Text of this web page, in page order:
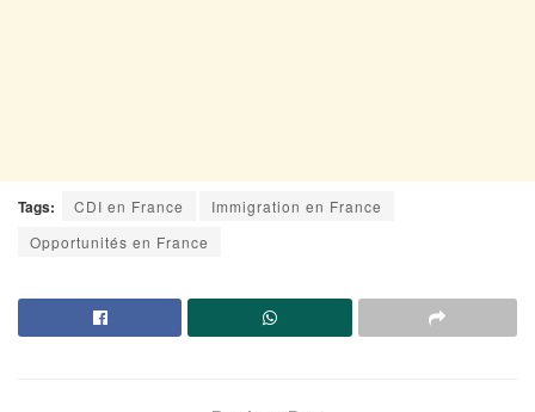
Tags: CDI en France
Immigration en France
Opportunités en France